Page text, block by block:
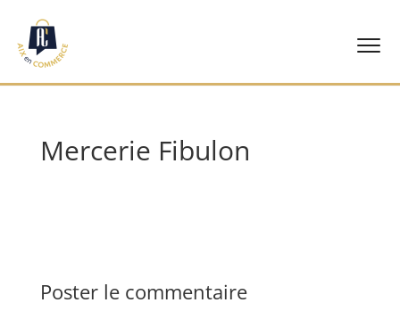
Nos commerçants
Mercerie Fibulon
Poster le commentaire